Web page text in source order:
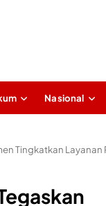
Nasional
Tingkatkan Layanan